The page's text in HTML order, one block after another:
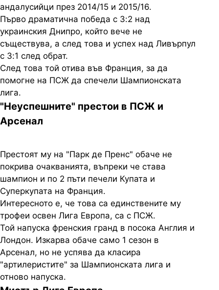
андалусийци през 2014/15 и 2015/16.
Първо драматична победа с 3:2 над
украинския Днипро, който вече не
съществува, а след това и успех над Ливърпул
с 3:1 след обрат.
След това той отива във Франция, за да
помогне на ПСЖ да спечели Шампионската
лига.
"Неуспешните" престои в ПСЖ и
Арсенал
Престоят му на "Парк де Пренс" обаче не
покрива очакванията, въпреки че става
шампион и по 2 пъти печели Купата и
Суперкупата на Франция.
Интересното е, че това са единствените му
трофеи освен Лига Европа, са с ПСЖ.
Той напуска френския гранд в посока Англия и
Лондон. Изкарва обаче само 1 сезон в
Арсенал, но не успява да класира
"артилеристите" за Шампионската лига и
отново напуска.